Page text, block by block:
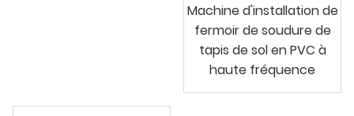
Machine d'installation de
fermoir de soudure de
tapis de sol en PVC à
haute fréquence